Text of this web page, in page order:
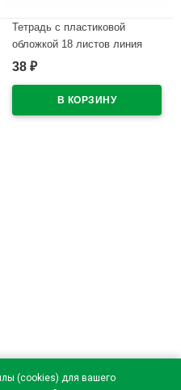
(cookies) для вашего
Тетрадь с пластиковой
обложкой 18 листов линия
ErichKrause Классика
зеркало арт.64625
38 ₽